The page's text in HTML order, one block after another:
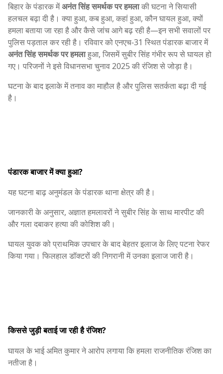
बिहार के पंडारक मेंअनंत सिंह समर्थक पर हमलाकी घटना ने सियासी
हलचल बढ़ा दी है। क्या हुआ, कब हुआ, कहां हुआ, कौन घायल हुआ, क्यों
हमला बताया जा रहा है और कैसे जांच आगे बढ़ रही है—इन सभी सवालों पर
पुलिस पड़ताल कर रही है। रविवार को एनएच-31 स्थित पंडारक बाजार में
अनंत सिंह समर्थक पर हमलाहुआ, जिसमें सुबीर सिंह गंभीर रूप से घायल हो
गए। परिजनों ने इसे विधानसभा चुनाव 2025 की रंजिश से जोड़ा है।
घटना के बाद इलाके में तनाव का माहौल है और पुलिस सतर्कता बढ़ा दी गई
है।
पंडारक बाजार में क्या हुआ?
यह घटना बाढ़ अनुमंडल के पंडारक थाना क्षेत्र की है।
जानकारी के अनुसार, अज्ञात हमलावरों ने सुबीर सिंह के साथ मारपीट की
और गला दबाकर हत्या की कोशिश की।
घायल युवक को प्राथमिक उपचार के बाद बेहतर इलाज के लिए पटना रेफर
किया गया। फिलहाल डॉक्टरों की निगरानी में उनका इलाज जारी है।
किससे जुड़ी बताई जा रही है रंजिश?
घायल के भाई अमित कुमार ने आरोप लगाया कि हमला राजनीतिक रंजिश का
नतीजा है।